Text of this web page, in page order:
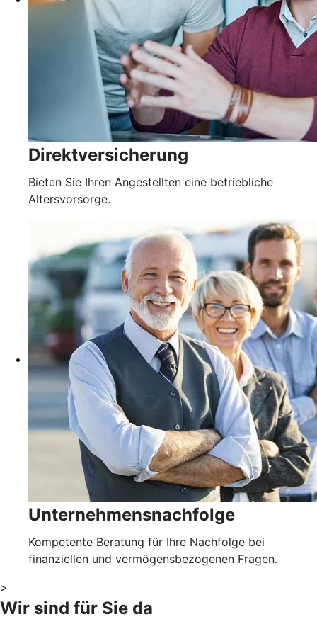
Direktversicherung
Bieten Sie Ihren Angestellten eine betriebliche
Altersvorsorge.
Unternehmensnachfolge
Kompetente Beratung für Ihre Nachfolge bei
finanziellen und vermögensbezogenen Fragen.
>
Wir sind für Sie da